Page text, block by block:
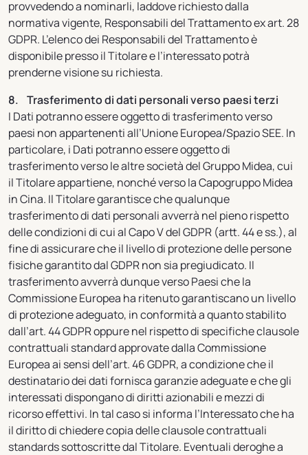
provvedendo a nominarli, laddove richiesto dalla
normativa vigente, Responsabili del Trattamento ex art. 28
GDPR. L’elenco dei Responsabili del Trattamento è
disponibile presso il Titolare e l’interessato potrà
prenderne visione su richiesta.
8. Trasferimento di dati personali verso paesi terzi
I Dati potranno essere oggetto di trasferimento verso
paesi non appartenenti all’Unione Europea/Spazio SEE. In
particolare, i Dati potranno essere oggetto di
trasferimento verso le altre società del Gruppo Midea, cui
il Titolare appartiene, nonché verso la Capogruppo Midea
in Cina. Il Titolare garantisce che qualunque
trasferimento di dati personali avverrà nel pieno rispetto
delle condizioni di cui al Capo V del GDPR (artt. 44 e ss.), al
fine di assicurare che il livello di protezione delle persone
fisiche garantito dal GDPR non sia pregiudicato. Il
trasferimento avverrà dunque verso Paesi che la
Commissione Europea ha ritenuto garantiscano un livello
di protezione adeguato, in conformità a quanto stabilito
dall’art. 44 GDPR oppure nel rispetto di specifiche clausole
contrattuali standard approvate dalla Commissione
Europea ai sensi dell’art. 46 GDPR, a condizione che il
destinatario dei dati fornisca garanzie adeguate e che gli
interessati dispongano di diritti azionabili e mezzi di
ricorso effettivi. In tal caso si informa l’Interessato che ha
il diritto di chiedere copia delle clausole contrattuali
standards sottoscritte dal Titolare. Eventuali deroghe a